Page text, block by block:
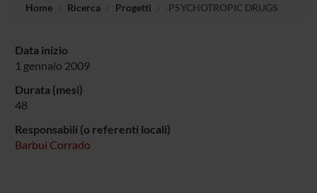
Home Ricerca Progetti PSYCHOTROPIC DRUGS
Data inizio
1 gennaio 2009
Durata (mesi)
48
Responsabili (o referenti locali)
Barbui Corrado